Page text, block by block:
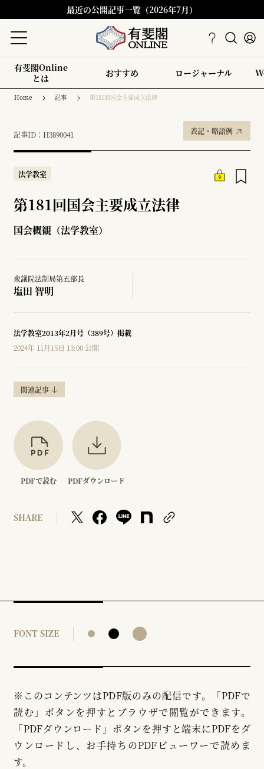
最近の公開記事一覧（2026年7月）
有斐閣Online
とは
おすすめ ロージャーナル
Home 記事 第181回国会主要成立法律
記事ID：H3890041 表記・略語例
法学教室
第181回国会主要成立法律
国会概観（法学教室）
衆議院法制局第五部長
塩田 智明
法学教室2013年2月号（389号）掲載
2024年 11月15日 13:00 公開
関連記事
PDFで読む PDFダウンロード
SHARE
FONT SIZE
※このコンテンツはPDF版のみの配信です。「PDFで
読む」ボタンを押すとブラウザで閲覧ができます。
「PDFダウンロード」ボタンを押すと端末にPDFをダ
ウンロードし、お手持ちのPDFビューワーで読めま
す。